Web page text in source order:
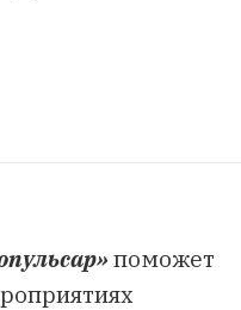
поможет